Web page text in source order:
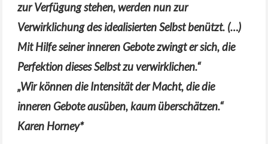
zur Verfügung stehen, werden nun zur
Verwirklichung des idealisierten Selbst benützt. (…)
Mit Hilfe seiner inneren Gebote zwingt er sich, die
Perfektion dieses Selbst zu verwirklichen.“
„Wir können die Intensität der Macht, die die
inneren Gebote ausüben, kaum überschätzen.“
Karen Horney*